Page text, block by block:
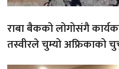
राबा बैकको लोगोसंगै
तस्वीरले चुम्यो अफ्रिकाको